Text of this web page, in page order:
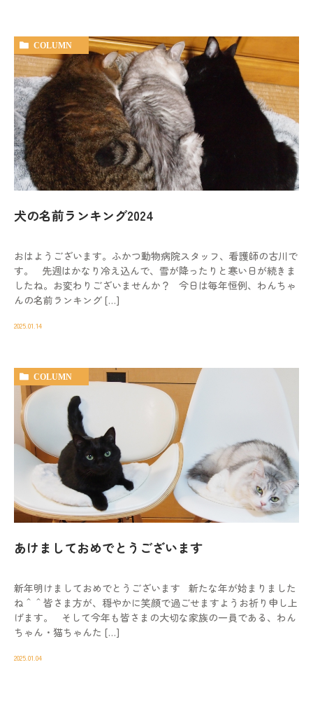
COLUMN
犬の名前ランキング2024
おはようございます。ふかつ動物病院スタッフ、看護師の古川で
す。 先週はかなり冷え込んで、雪が降ったりと寒い日が続きま
したね。お変わりございませんか？ 今日は毎年恒例、わんちゃ
んの名前ランキング […]
2025.01.14
COLUMN
あけましておめでとうございます
新年明けましておめでとうございます 新たな年が始まりました
ね＾＾皆さま方が、穏やかに笑顔で過ごせますようお祈り申し上
げます。 そして今年も皆さまの大切な家族の一員である、わん
ちゃん・猫ちゃんた […]
2025.01.04